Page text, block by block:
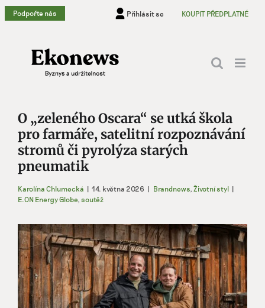
Přeskočit
na
Podpořte nás Přihlásit se KOUPIT PŘEDPLATNÉ
O „zeleného Oscara“ se utká škola
pro farmáře, satelitní rozpoznávání
stromů či pyrolýza starých
pneumatik
Karolína Chlumecká | 14. května 2026 | Brandnews, Životní styl |
E.ON Energy Globe, soutěž
Zobrazit
větší
obrázek